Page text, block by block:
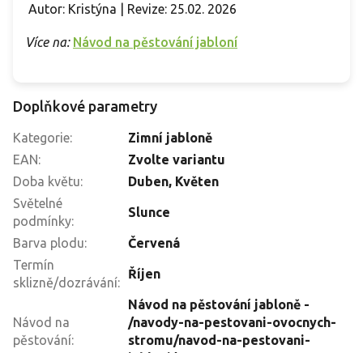
Autor: Kristýna | Revize: 25.02. 2026
Více na: Návod na pěstování jabloní
Doplňkové parametry
Kategorie:
Zimní jabloně
EAN:
Zvolte variantu
Doba květu:
Duben, Květen
Světelné
podmínky:
Slunce
Barva plodu:
Červená
Termín
sklizně/dozrávání:
Říjen
Návod na
pěstování:
Návod na pěstování jabloně -
/navody-na-pestovani-ovocnych-
stromu/navod-na-pestovani-